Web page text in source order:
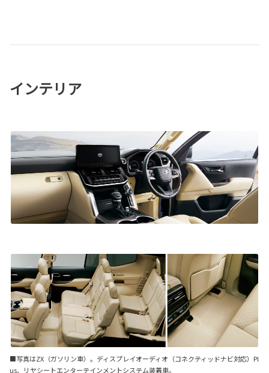
インテリア
■写真はZX（ガソリン車）。ディスプレイオーディオ（コネクティッドナビ対応）Pl
us、リヤシートエンターテインメントシステム装着車。